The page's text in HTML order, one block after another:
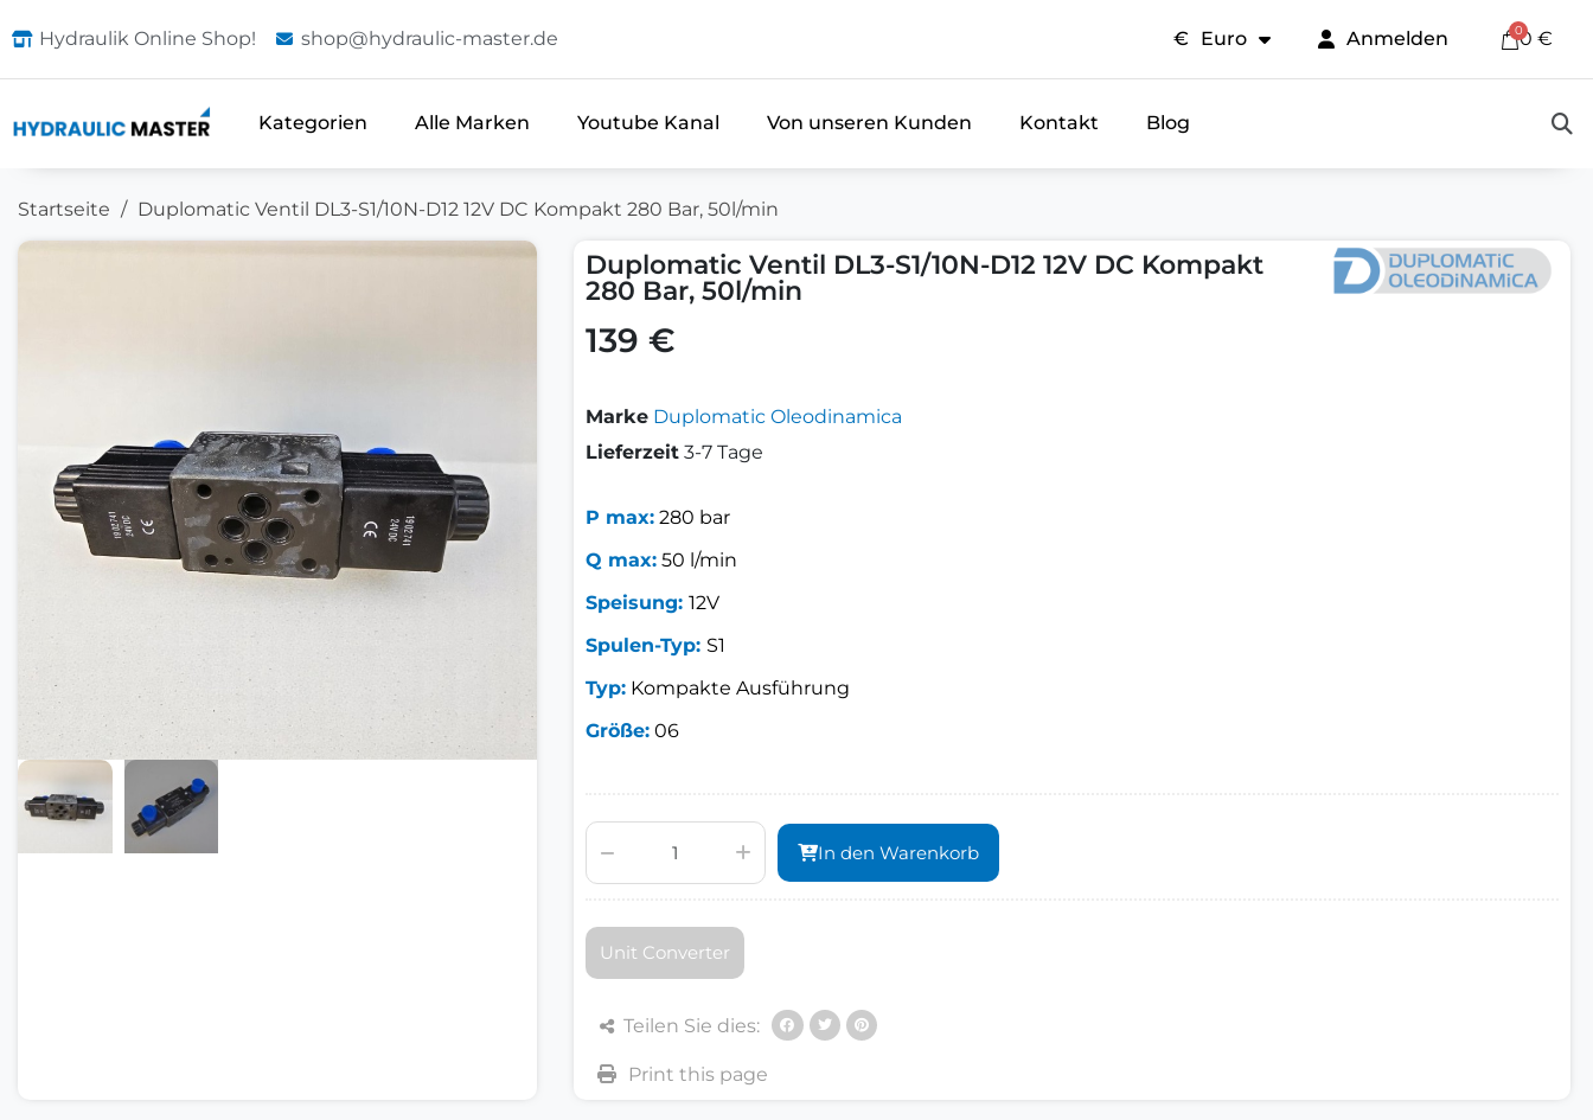
Hydraulik Online Shop! shop@hydraulic-master.de € Euro Anmelden 0 €
Kategorien Alle Marken Youtube Kanal Von unseren Kunden Kontakt Blog
Startseite Duplomatic Ventil DL3-S1/10N-D12 12V DC Kompakt 280 Bar, 50l/min
Duplomatic Ventil DL3-S1/10N-D12 12V DC Kompakt
280 Bar, 50l/min
139 €
Marke Duplomatic Oleodinamica
Lieferzeit 3-7 Tage
P max:280 bar
Q max:50 l/min
Speisung: 12V
Spulen-Typ: S1
Typ:Kompakte Ausführung
Größe:06
In den Warenkorb
Unit Converter
Teilen Sie dies: